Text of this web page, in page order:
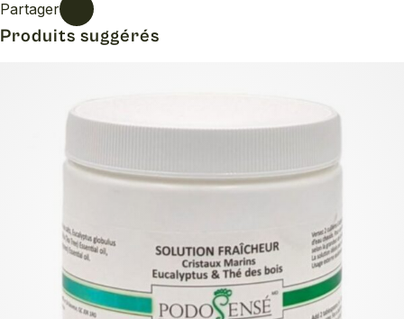
Partager
Produits suggérés